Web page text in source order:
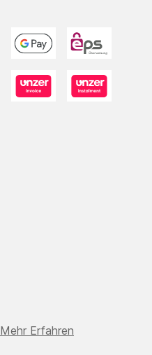
Mehr Erfahren